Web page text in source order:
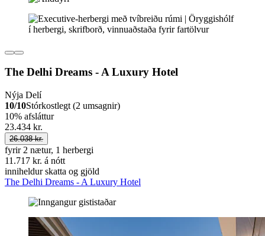
The Delhi Dreams - A Luxury Hotel
Nýja Delí
10/10Stórkostlegt (2 umsagnir)
10% afsláttur
23.434 kr.
26.038 kr.
fyrir 2 nætur, 1 herbergi
11.717 kr. á nótt
inniheldur skatta og gjöld
The Delhi Dreams - A Luxury Hotel